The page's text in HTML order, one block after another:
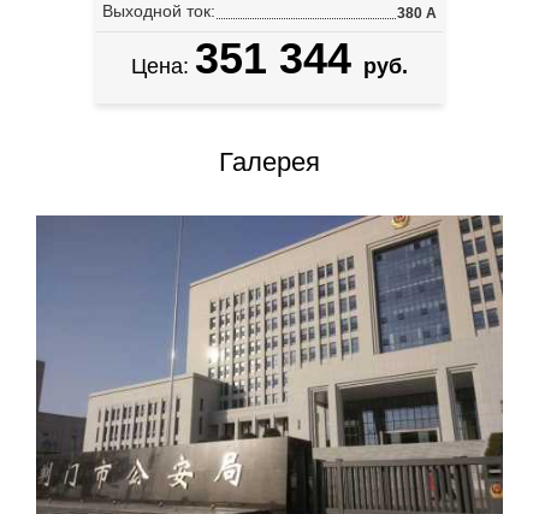
Выходной ток: 380 А
Цена: 351 344 руб.
Галерея